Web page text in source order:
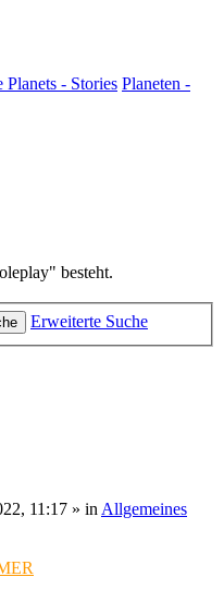
- Stories Planeten -
besteht.
Erweiterte Suche
11:17 » in Allgemeines